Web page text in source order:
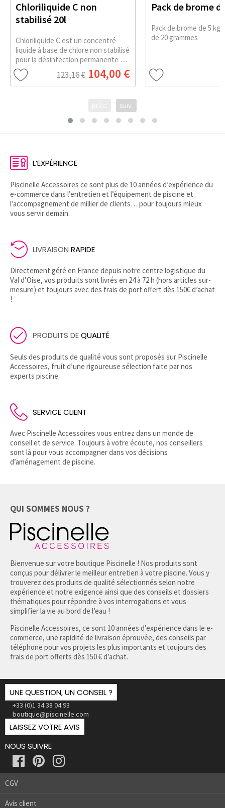
Chloriliquide C non
stabilisé 20l
Chloriliquide C est un concentré
liquide à base de chlore non stabilisé
pour la désinfection permanente de
l'eau de la piscine. Il évite la
formation de tartre dans le système
d'injection.
123,16 € 104,00 €
Pack de brome
Pack de brome de 5
de 20 grammes
suiv.
L’EXPÉRIENCE
Piscinelle Accessoires ce sont plus de 10 années d’expérience du
e-commerce dans l’entretien et l’équipement de piscine et
l’accompagnement de millier de clients… pour toujours mieux
vous servir demain.
LIVRAISON RAPIDE
Directement géré en France depuis notre centre logistique du
Val d’Oise, vos produits sont livrés en 24 à 72 h (hors articles sur-
mesure) et toujours avec des frais de port offert dès 150€ d’achat
!
PRODUITS DEQUALITÉ
Seuls des produits de qualité vous sont proposés sur Piscinelle
Accessoires, fruit d’une rigoureuse sélection faite par nos
experts piscine.
SERVICE CLIENT
Avec Piscinelle Accessoires vous entrez dans un monde de
conseil et de service. Toujours à votre écoute, nos conseillers
sont là pour vous accompagner dans vos décisions
d’aménagement de piscine.
QUI SOMMES NOUS ?
Bienvenue sur votre boutique Piscinelle ! Nos produits sont
conçus pour délivrer le meilleur entretien à votre piscine. Vous y
trouverez des produits de qualité sélectionnés selon notre
expérience et notre exigence ainsi que des conseils et dossiers
thématiques pour répondre à vos interrogations et vous
simplifier la vie au bord de l’eau !
Piscinelle Accessoires, ce sont 10 années d’expérience dans le e-
commerce, une rapidité de livraison éprouvée, des conseils par
téléphone pour vos projets les plus importants et toujours des
frais de port offerts dès 150 € d’achat.
UNE QUESTION, UN CONSEIL ?
+33 (0)1 34 38 04 93
boutique@piscinelle.com
LAISSEZ VOTRE AVIS
NOUS SUIVRE
CGV
Avis client